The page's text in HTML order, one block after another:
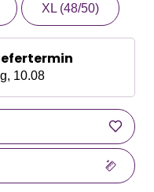
XL (48/50)
10.08